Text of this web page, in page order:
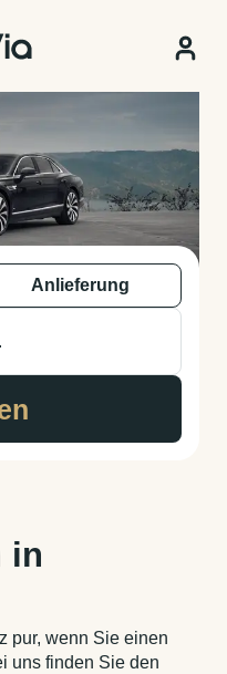
Anlieferung
in
pur, wenn Sie einen
uns finden Sie den